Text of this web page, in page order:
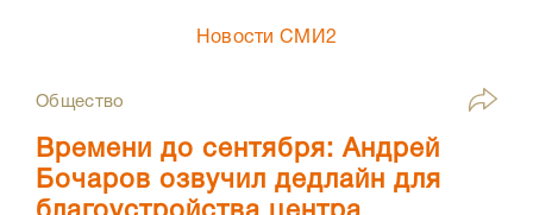
Новости СМИ2
Общество
Времени до сентября: Андрей
Бочаров озвучил дедлайн для